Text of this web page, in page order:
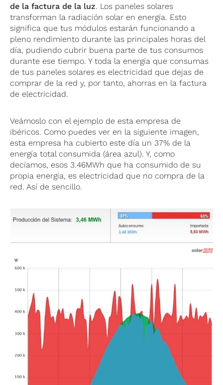
de la factura de la luz. Los paneles solares
transforman la radiación solar en energía. Esto
significa que tus módulos estarán funcionando a
pleno rendimiento durante las principales horas del
día, pudiendo cubrir buena parte de tus consumos
durante ese tiempo. Y toda la energía que consumas
de tus paneles solares es electricidad que dejas de
comprar de la red y, por tanto, ahorras en la factura
de electricidad.
Veámoslo con el ejemplo de esta empresa de
ibéricos. Como puedes ver en la siguiente imagen,
esta empresa ha cubierto este día un 37% de la
energía total consumida (área azul). Y, como
decíamos, esos 3.46MWh que ha consumido de su
propia energía, es electricidad que no compra de la
red. Así de sencillo.